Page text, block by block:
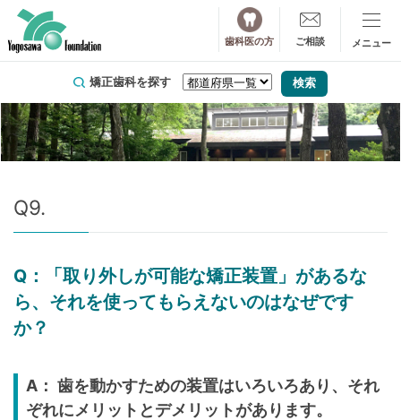
歯科医の方 ご相談
矯正歯科を探す
Q9.
Q：「取り外しが可能な矯正装置」があるな
ら、それを使ってもらえないのはなぜです
か？
A： 歯を動かすための装置はいろいろあり、それ
ぞれにメリットとデメリットがあります。